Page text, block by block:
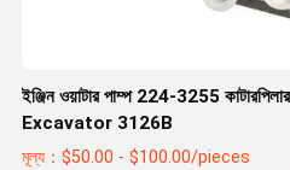
ইঞ্জিন ওয়াটার পাম্প 224-3255
Excavator 3126B
মূল্য：$50.00 - $100.00/pieces